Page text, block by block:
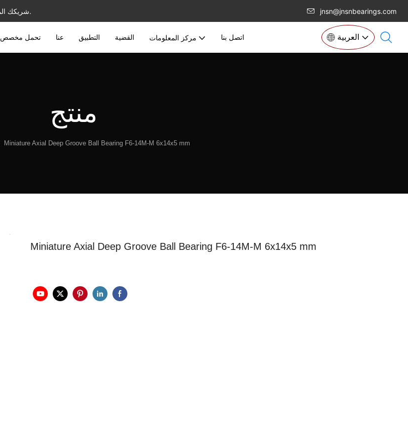
أفضل الموردين المحمولين بالجملة مع خدمة مخصصة ، JNSN Bearing Superior شريكك المثالي. jnsn@jnsnbearings.com
تحمل مخصص عنا التطبيق القضية مركز المعلومات اتصل بنا العربية
منتج
Miniature Axial Deep Groove Ball Bearing F6-14M-M 6x14x5 mm
Miniature Axial Deep Groove Ball Bearing F6-14M-M 6x14x5 mm